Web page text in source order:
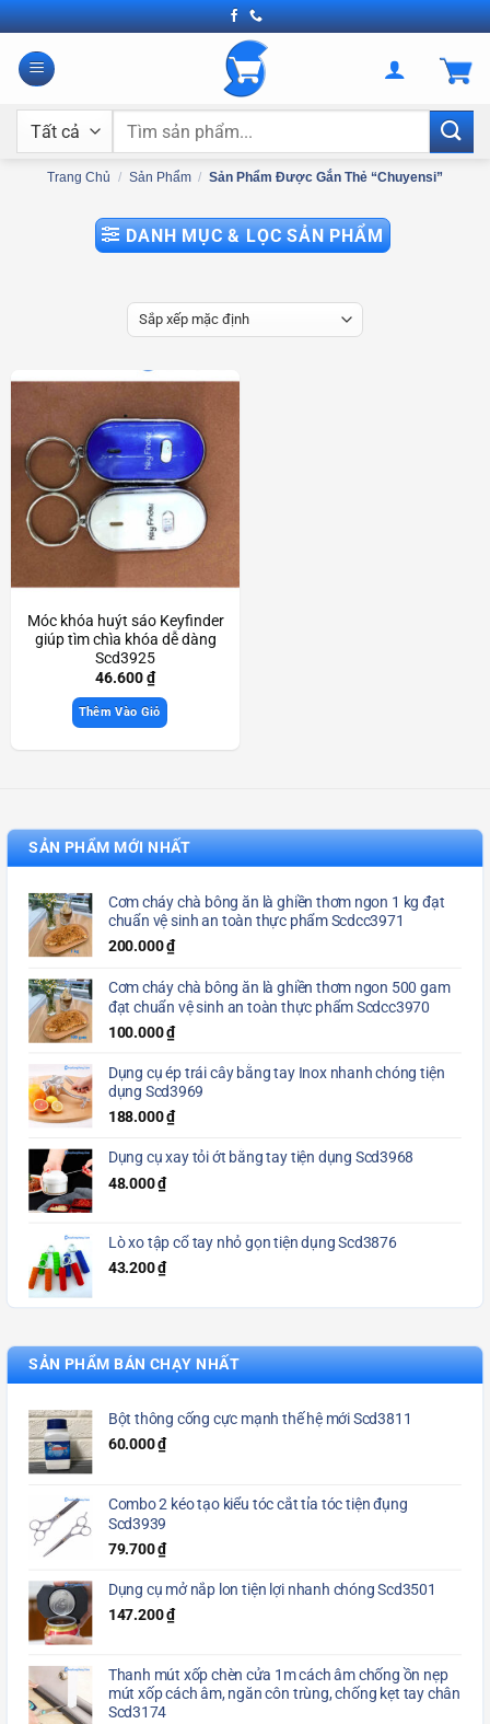
Bỏ
qua
nội
Tìm
Trang Chủ / Sản Phẩm / Sản Phẩm Được Gắn Thẻ “chuyensi”
DANH MỤC & LỌC SẢN PHẨM
Móc khóa huýt sáo Keyfinder
giúp tìm chìa khóa dễ dàng
Scd3925
46.600₫
Thêm Vào Giỏ
SẢN PHẨM MỚI NHẤT
Cơm cháy chà bông ăn là ghiền thơm ngon 1 kg đạt
chuẩn vệ sinh an toàn thực phẩm Scdcc3971
200.000₫
Cơm cháy chà bông ăn là ghiền thơm ngon 500 gam
đạt chuẩn vệ sinh an toàn thực phẩm Scdcc3970
100.000₫
Dụng cụ ép trái cây bằng tay Inox nhanh chóng tiện
dụng Scd3969
188.000₫
Dụng cụ xay tỏi ớt bằng tay tiện dụng Scd3968
48.000₫
Lò xo tập cổ tay nhỏ gọn tiện dụng Scd3876
43.200₫
SẢN PHẨM BÁN CHẠY NHẤT
Bột thông cống cực mạnh thế hệ mới Scd3811
60.000₫
Combo 2 kéo tạo kiểu tóc cắt tỉa tóc tiện đụng
Scd3939
79.700₫
Dụng cụ mở nắp lon tiện lợi nhanh chóng Scd3501
147.200₫
Thanh mút xốp chèn cửa 1m cách âm chống ồn nẹp
mút xốp cách âm, ngăn côn trùng, chống kẹt tay chân
Scd3174